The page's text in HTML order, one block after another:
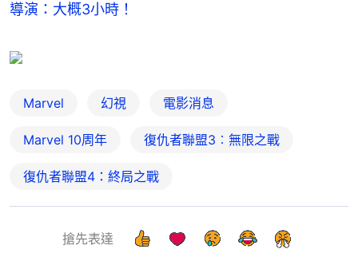
導演：大概3小時！
Marvel 幻視 電影消息
Marvel 10周年 復仇者聯盟3︰無限之戰
復仇者聯盟4：終局之戰
搶先表達